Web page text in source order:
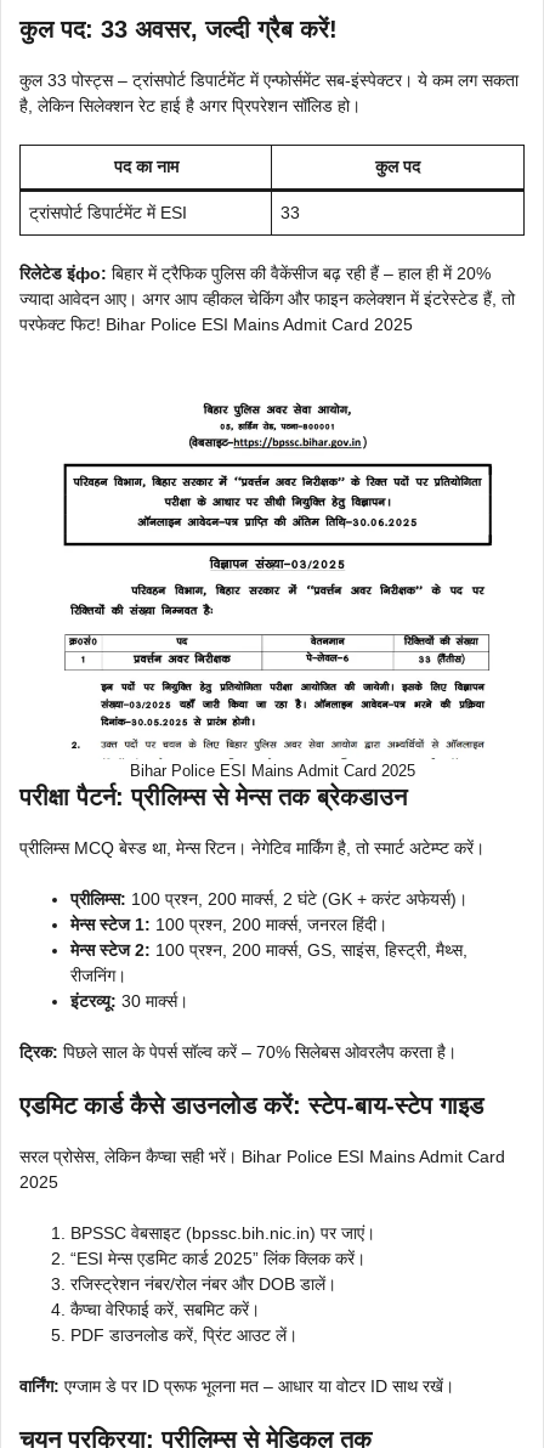
कुल पद: 33 अवसर, जल्दी ग्रैब करें!
कुल 33 पोस्ट्स – ट्रांसपोर्ट डिपार्टमेंट में एन्फोर्समेंट सब-इंस्पेक्टर। ये कम लग सकता
है, लेकिन सिलेक्शन रेट हाई है अगर प्रिपरेशन सॉलिड हो।
पद का नाम कुल पद
ट्रांसपोर्ट डिपार्टमेंट में ESI 33
रिलेटेड इंфо: बिहार में ट्रैफिक पुलिस की वैकेंसीज बढ़ रही हैं – हाल ही में 20%
ज्यादा आवेदन आए। अगर आप व्हीकल चेकिंग और फाइन कलेक्शन में इंटरेस्टेड हैं, तो
परफेक्ट फिट! Bihar Police ESI Mains Admit Card 2025
Bihar Police ESI Mains Admit Card 2025
परीक्षा पैटर्न: प्रीलिम्स से मेन्स तक ब्रेकडाउन
प्रीलिम्स MCQ बेस्ड था, मेन्स रिटन। नेगेटिव मार्किंग है, तो स्मार्ट अटेम्प्ट करें।
प्रीलिम्स: 100 प्रश्न, 200 मार्क्स, 2 घंटे (GK + करंट अफेयर्स)।
मेन्स स्टेज 1: 100 प्रश्न, 200 मार्क्स, जनरल हिंदी।
मेन्स स्टेज 2: 100 प्रश्न, 200 मार्क्स, GS, साइंस, हिस्ट्री, मैथ्स,
रीजनिंग।
इंटरव्यू: 30 मार्क्स।
ट्रिक: पिछले साल के पेपर्स सॉल्व करें – 70% सिलेबस ओवरलैप करता है।
एडमिट कार्ड कैसे डाउनलोड करें: स्टेप-बाय-स्टेप गाइड
सरल प्रोसेस, लेकिन कैप्चा सही भरें। Bihar Police ESI Mains Admit Card
2025
BPSSC वेबसाइट (bpssc.bih.nic.in) पर जाएं।
“ESI मेन्स एडमिट कार्ड 2025” लिंक क्लिक करें।
रजिस्ट्रेशन नंबर/रोल नंबर और DOB डालें।
कैप्चा वेरिफाई करें, सबमिट करें।
PDF डाउनलोड करें, प्रिंट आउट लें।
वार्निंग: एग्जाम डे पर ID प्रूफ भूलना मत – आधार या वोटर ID साथ रखें।
चयन प्रक्रिया: प्रीलिम्स से मेडिकल तक